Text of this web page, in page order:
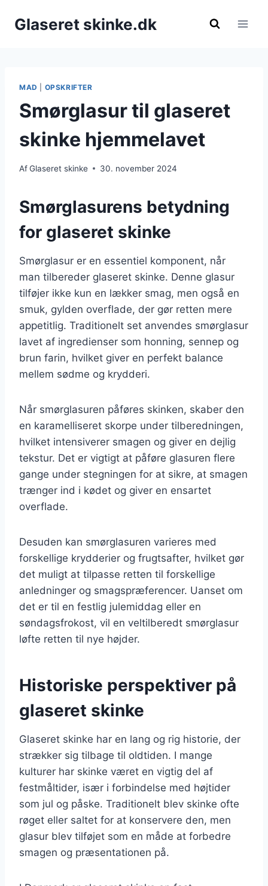
Glaseret skinke.dk
MAD OPSKRIFTER
Smørglasur til glaseret
skinke hjemmelavet
AfGlaseret skinke 30. november 2024
Smørglasurens betydning
for glaseret skinke
Smørglasur er en essentiel komponent, når
man tilbereder glaseret skinke. Denne glasur
tilføjer ikke kun en lækker smag, men også en
smuk, gylden overflade, der gør retten mere
appetitlig. Traditionelt set anvendes smørglasur
lavet af ingredienser som honning, sennep og
brun farin, hvilket giver en perfekt balance
mellem sødme og krydderi.
Når smørglasuren påføres skinken, skaber den
en karamelliseret skorpe under tilberedningen,
hvilket intensiverer smagen og giver en dejlig
tekstur. Det er vigtigt at påføre glasuren flere
gange under stegningen for at sikre, at smagen
trænger ind i kødet og giver en ensartet
overflade.
Desuden kan smørglasuren varieres med
forskellige krydderier og frugtsafter, hvilket gør
det muligt at tilpasse retten til forskellige
anledninger og smagspræferencer. Uanset om
det er til en festlig julemiddag eller en
søndagsfrokost, vil en veltilberedt smørglasur
løfte retten til nye højder.
Historiske perspektiver på
glaseret skinke
Glaseret skinke har en lang og rig historie, der
strækker sig tilbage til oldtiden. I mange
kulturer har skinke været en vigtig del af
festmåltider, især i forbindelse med højtider
som jul og påske. Traditionelt blev skinke ofte
røget eller saltet for at konservere den, men
glasur blev tilføjet som en måde at forbedre
smagen og præsentationen på.